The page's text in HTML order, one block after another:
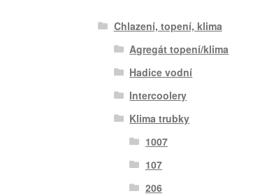
Chlazení, topení, klima
Agregát topení/klima
Hadice vodní
Intercoolery
Klima trubky
1007
107
206